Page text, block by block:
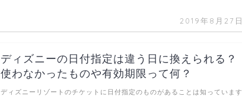
2019年8月27日
ディズニーの日付指定は違う日に換えられる？
使わなかったものや有効期限って何？
ディズニーリゾートのチケットに日付指定のものがあることは知っています